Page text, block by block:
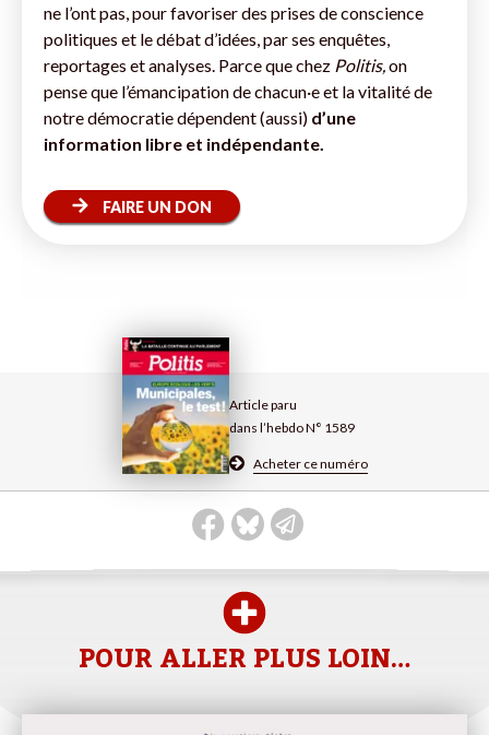
Article paru
dans l’hebdo N° 1589
Acheter ce numéro
ne l’ont pas, pour favoriser des prises de conscience
politiques et le débat d’idées, par ses enquêtes,
reportages et analyses. Parce que chez Politis, on
pense que l’émancipation de chacun·e et la vitalité de
notre démocratie dépendent (aussi) d’une
information libre et indépendante.
FAIRE UN DON
POUR ALLER PLUS LOIN…